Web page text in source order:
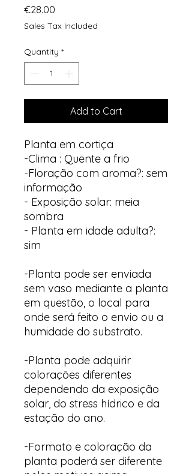
€28.00
Sales Tax Included
Quantity *
Add to Cart
Planta em cortiça
-Clima : Quente a frio
-Floração com aroma?: sem
informação
- Exposição solar: meia
sombra
- Planta em idade adulta?:
sim
-Planta pode ser enviada
sem vaso mediante a planta
em questão, o local para
onde será feito o envio ou a
humidade do substrato.
-Planta pode adquirir
colorações diferentes
dependendo da exposição
solar, do stress hídrico e da
estação do ano.
-Formato e coloração da
planta poderá ser diferente